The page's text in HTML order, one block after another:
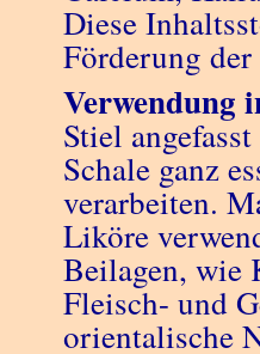
Diese
Förderung
Verwendung
Stiel
Schale ganz
verarbeiten.
Liköre
Beilagen, wie
Fleisch- und
orientalische